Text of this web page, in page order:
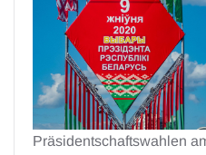
Präsidentschaftswahlen